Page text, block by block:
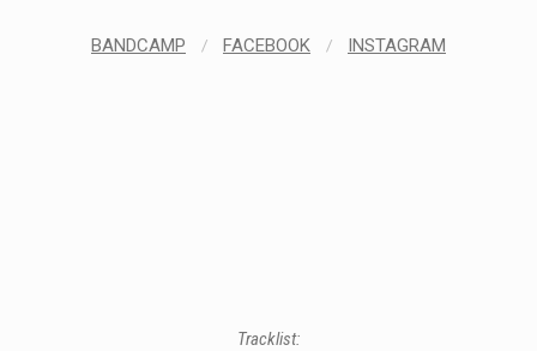
STYLESBANDCAMP / FACEBOOK / INSTAGRAM
Tracklist: